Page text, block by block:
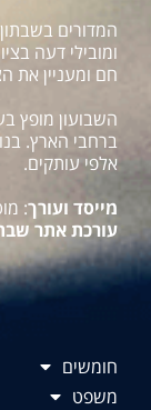
המדורים
ומובילי דעה
חם ומעניין את
ברחבי הארץ.
אלפי עותקים.
מייסד ועורך:
עורכת אתר
חומשים
משפט